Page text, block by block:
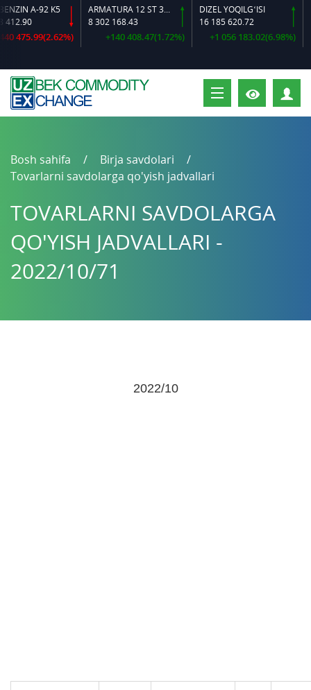
A-92 K5
475.99(2.62%)
ARMATURA 12 ST 35 GS O‘LCHAMLI
8 302 168.43
+140 408.47(1.72%)
DIZEL YOQILG‘ISI
16 185 620.72
+1 056 183.02(6.98%)
Bosh sahifa
Birja savdolari
Tovarlarni savdolarga qo'yish jadvallari
TOVARLARNI SAVDOLARGA
QO'YISH JADVALLARI -
2022/10/71
2022/10